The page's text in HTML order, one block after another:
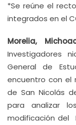
*Se reúne el
integrados en el
Morelia,
Investigadores
General de
encuentro con el
de San Nicolás
para analizar
modificación del